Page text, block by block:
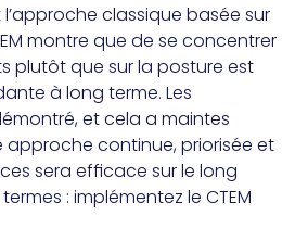
classique basée sur
montre que de se concentrer
plutôt que sur la posture est
à long terme. Les
et cela a maintes
approche continue, priorisée et
sera efficace sur le long
: implémentez le CTEM